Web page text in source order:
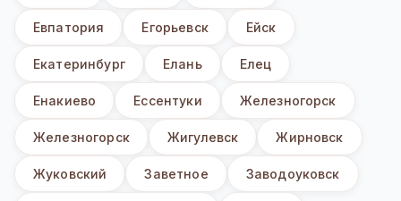
Евпатория Егорьевск Ейск
Екатеринбург Елань Елец
Енакиево Ессентуки Железногорск
Железногорск Жигулевск Жирновск
Жуковский Заветное Заводоуковск